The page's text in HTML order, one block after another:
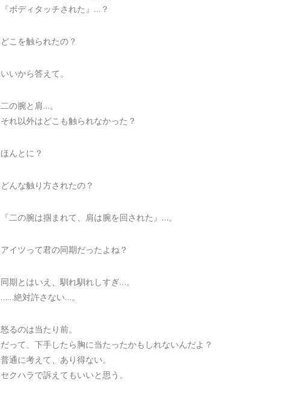
『ボディタッチされた』…？
どこを触られたの？
いいから答えて。
二の腕と肩…。
それ以外はどこも触られなかった？
ほんとに？
どんな触り方されたの？
『二の腕は掴まれて、肩は腕を回された』…。
アイツって君の同期だったよね？
同期とはいえ、馴れ馴れしすぎ…。
……絶対許さない…。
怒るのは当たり前。
だって、下手したら胸に当たったかもしれないんだよ？
普通に考えて、あり得ない。
セクハラで訴えてもいいと思う。